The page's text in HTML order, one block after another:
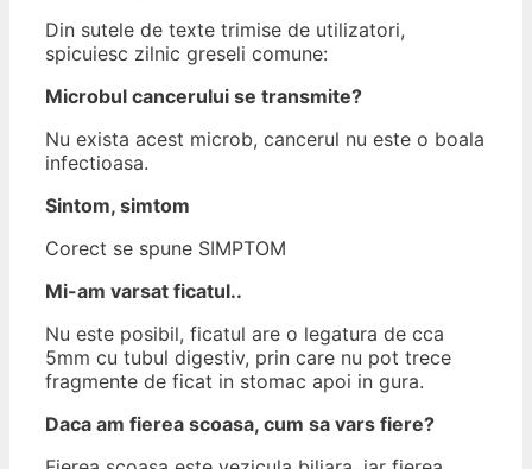
Din sutele de texte trimise de utilizatori,
spicuiesc zilnic greseli comune:
Microbul cancerului se transmite?
Nu exista acest microb, cancerul nu este o boala
infectioasa.
Sintom, simtom
Corect se spune SIMPTOM
Mi-am varsat ficatul..
Nu este posibil, ficatul are o legatura de cca
5mm cu tubul digestiv, prin care nu pot trece
fragmente de ficat in stomac apoi in gura.
Daca am fierea scoasa, cum sa vars fiere?